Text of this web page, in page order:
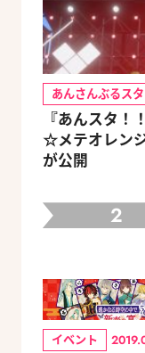
あんさんぶるス
『あんスタ
☆メテオレン
が公開
2
イベント